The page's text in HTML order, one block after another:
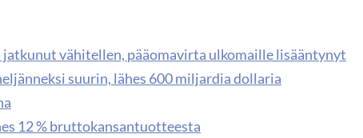
jatkunut vähitellen, pääomavirta ulkomaille lisääntynyt
suurin, lähes 600 miljardia dollaria
12 % bruttokansantuotteesta